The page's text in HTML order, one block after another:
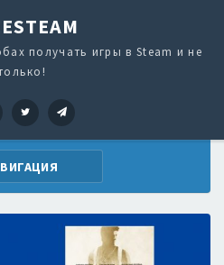
получать игры в Steam и не
VK Twitter